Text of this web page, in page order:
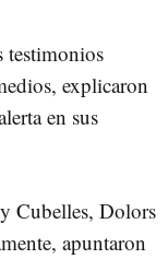
explicaron
en sus
Cubelles, Dolors
apuntaron